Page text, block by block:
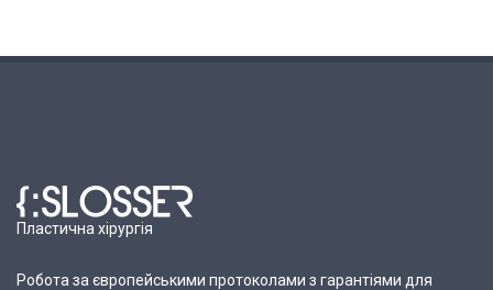
Пластична хірургія
Робота за європейськими протоколами з гарантіями для